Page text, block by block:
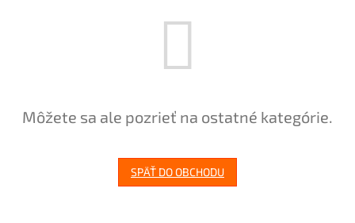
Môžete sa ale pozrieť na ostatné kategórie.
SPÄŤ DO OBCHODU